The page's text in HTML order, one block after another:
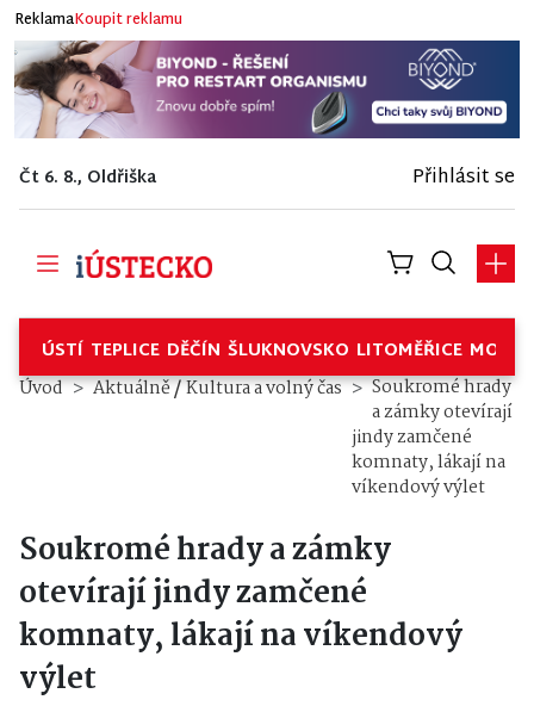
ReklamaKoupit reklamu
Čt 6. 8., Oldřiška Přihlásit se
ÚSTÍ TEPLICE DĚČÍN ŠLUKNOVSKO LITOMĚŘICE
Úvod Aktuálně/Kultura a volný čas
Soukromé hrady
a zámky otevírají
jindy zamčené
komnaty, lákají na
víkendový výlet
Soukromé hrady a zámky
otevírají jindy zamčené
komnaty, lákají na víkendový
výlet